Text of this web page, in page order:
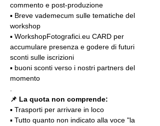
commento e post-produzione
▪️ Breve vademecum sulle tematiche del
workshop
▪️ WorkshopFotografici.eu CARD per
accumulare presenza e godere di futuri
sconti sulle iscrizioni
▪️ buoni sconti verso i nostri partners del
momento
📌 La quota non comprende:
▪️ Trasporti per arrivare in loco
▪️ Tutto quanto non indicato alla voce "la